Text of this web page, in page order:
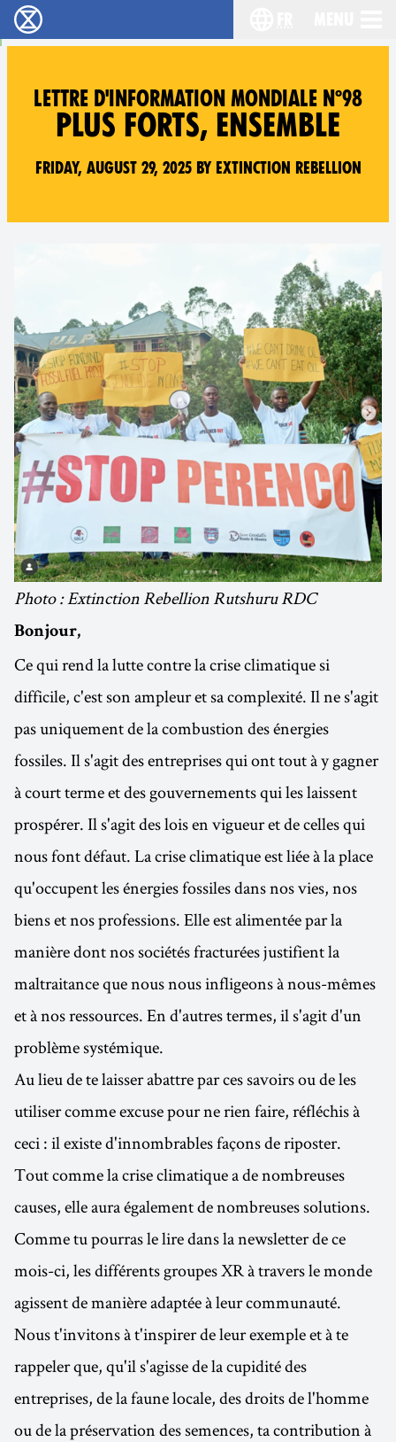
Extinction Rebellion - Home
LETTRE D'INFORMATION MONDIALE N°98
PLUS FORTS, ENSEMBLE
Friday, August 29, 2025 by Extinction Rebellion
Photo : Extinction Rebellion Rutshuru RDC
Bonjour,
Ce qui rend la lutte contre la crise climatique si
difficile, c'est son ampleur et sa complexité. Il ne s'agit
pas uniquement de la combustion des énergies
fossiles. Il s'agit des entreprises qui ont tout à y gagner
à court terme et des gouvernements qui les laissent
prospérer. Il s'agit des lois en vigueur et de celles qui
nous font défaut. La crise climatique est liée à la place
qu'occupent les énergies fossiles dans nos vies, nos
biens et nos professions. Elle est alimentée par la
manière dont nos sociétés fracturées justifient la
maltraitance que nous nous infligeons à nous-mêmes
et à nos ressources. En d'autres termes, il s'agit d'un
problème systémique.
Au lieu de te laisser abattre par ces savoirs ou de les
utiliser comme excuse pour ne rien faire, réfléchis à
ceci : il existe d'innombrables façons de riposter.
Tout comme la crise climatique a de nombreuses
causes, elle aura également de nombreuses solutions.
Comme tu pourras le lire dans la newsletter de ce
mois-ci, les différents groupes XR à travers le monde
agissent de manière adaptée à leur communauté.
Nous t'invitons à t'inspirer de leur exemple et à te
rappeler que, qu'il s'agisse de la cupidité des
entreprises, de la faune locale, des droits de l'homme
ou de la préservation des semences, ta contribution à